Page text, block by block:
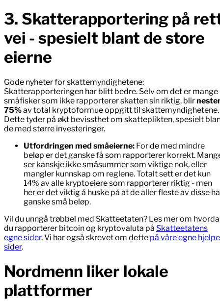
3. Skatterapportering på
vei - spesielt blant de store
eierne
Gode nyheter for skattemyndighetene:
Skatterapporteringen har blitt bedre. Selv om det er mange
småfisker som ikke rapporterer skatten sin riktig, blir
75%av total kryptoformue oppgitt til skattemyndighetene.
Dette tyder på økt bevissthet om skatteplikten, spesielt
de med større investeringer.
Utfordringen med småeierne: For de med mindre
beløp er det ganske få som rapporterer korrekt.
ser kanskje ikke småsummer som viktige nok, eller
mangler kunnskap om reglene. Totalt sett er det kun
14% av alle kryptoeiere som rapporterer riktig - men
her er det viktig å huske på at de aller fleste av disse
ganske små beløp.
Vil du unngå trøbbel med Skatteetaten? Les mer om
du rapporterer bitcoin og kryptovaluta på Skatteetatens
egne sider. Vi har også skrevet om dette på våre egne
sider.
Nordmenn liker lokale
plattformer